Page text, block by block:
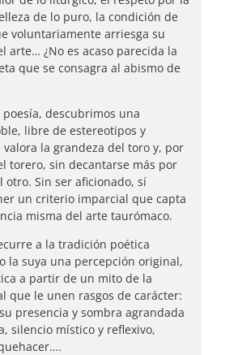
de lo puro, la condición de
voluntariamente arriesga su
arte… ¿No es acaso parecida la
que se consagra al abismo de
descubrimos una
libre de estereotipos y
la grandeza del toro y, por
torero, sin decantarse más por
otro. Sin ser aficionado, sí
un criterio imparcial que capta
misma del arte taurómaco.
a la tradición poética
la suya una percepción original,
a partir de un mito de la
que le unen rasgos de carácter:
presencia y sombra agrandada
silencio místico y reflexivo,